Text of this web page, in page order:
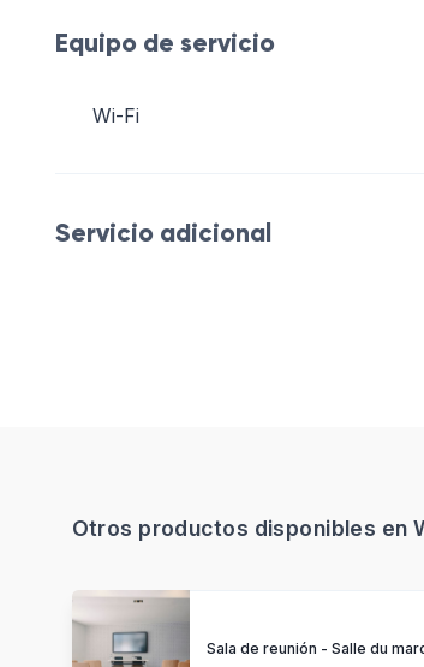
Equipo de servicio
Wi-Fi
Servicio adicional
Otros productos disponibles en
Sala de reunión - Salle du